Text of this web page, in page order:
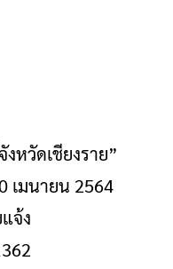
หวัดเชียงราย”
เมนายน 2564
จ้ง